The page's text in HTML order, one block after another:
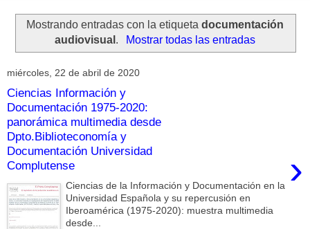
Mostrando entradas con la etiqueta documentación
audiovisual . Mostrar todas las entradas
miércoles, 22 de abril de 2020
Ciencias Información y
Documentación 1975-2020:
panorámica multimedia desde
Dpto.Biblioteconomía y
Documentación Universidad
Complutense
›
Ciencias de la Información y Documentación en la
Universidad Española y su repercusión en
Iberoamérica (1975-2020): muestra multimedia
desde...